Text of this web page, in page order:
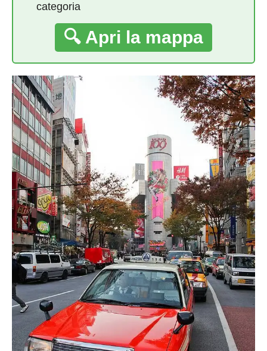
categoria
🔍 Apri la mappa